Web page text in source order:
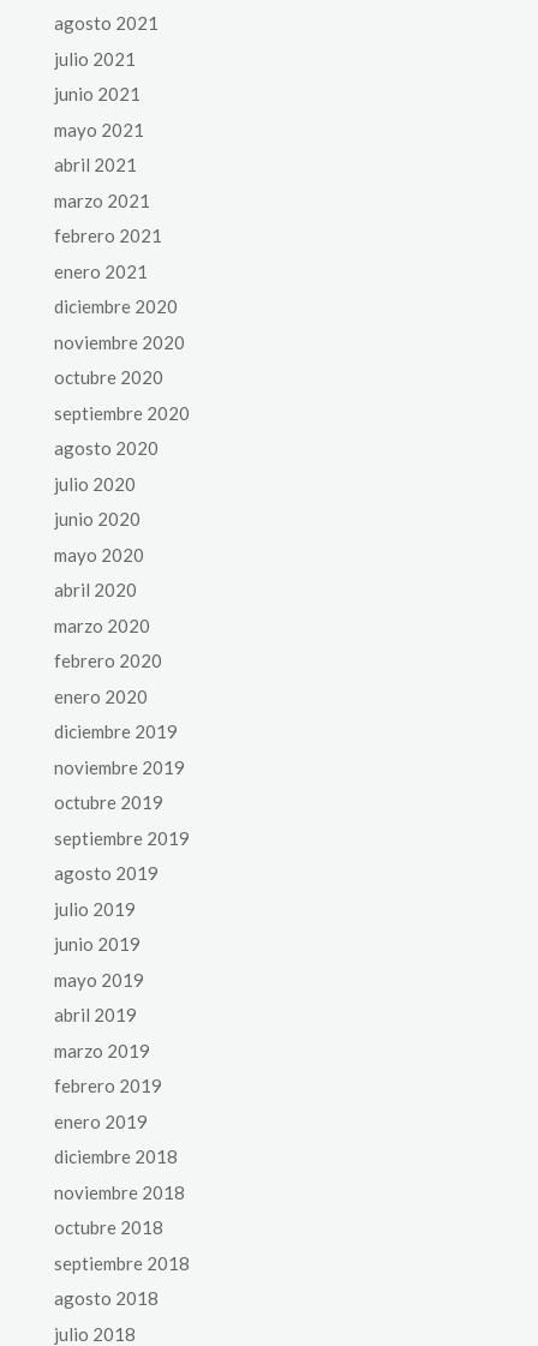
agosto 2021
julio 2021
junio 2021
mayo 2021
abril 2021
marzo 2021
febrero 2021
enero 2021
diciembre 2020
noviembre 2020
octubre 2020
septiembre 2020
agosto 2020
julio 2020
junio 2020
mayo 2020
abril 2020
marzo 2020
febrero 2020
enero 2020
diciembre 2019
noviembre 2019
octubre 2019
septiembre 2019
agosto 2019
julio 2019
junio 2019
mayo 2019
abril 2019
marzo 2019
febrero 2019
enero 2019
diciembre 2018
noviembre 2018
octubre 2018
septiembre 2018
agosto 2018
julio 2018